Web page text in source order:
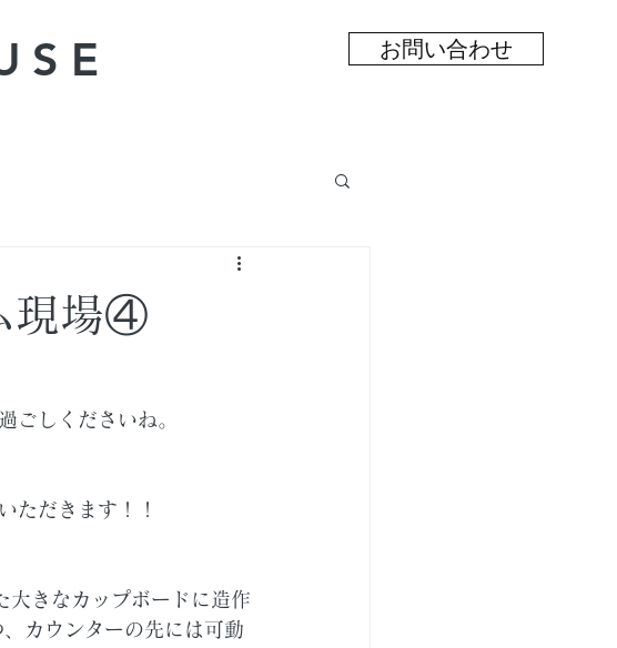
お問い合わせ
現場④
ごしくださいね。
ただきます！！
大きなカップボードに造作
カウンターの先には可動